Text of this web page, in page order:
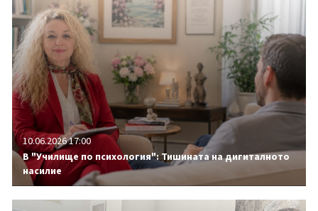
10.06.2026 17:00
В "Училище по психология": Тишината на дигиталното
насилие